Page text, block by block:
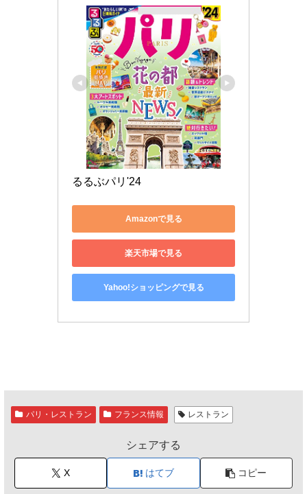
るるぶパリ'24
Amazonで見る
楽天市場で見る
Yahoo!ショッピングで見る
パリ・レストラン フランス情報 レストラン
シェアする
X はてブ コピー